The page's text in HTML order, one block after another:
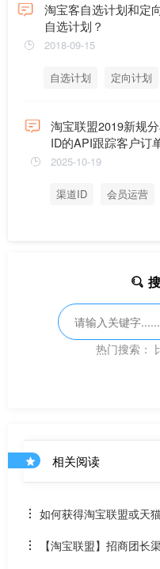
淘宝客自选计划和定
自选计划？
2018-09-15
自选计划 定向计划
淘宝联盟2019新规
ID的API跟踪客户订
2025-10-19
渠道ID 会员运营
热门搜索：
相关阅读
如何获得淘宝联盟或天
【淘宝联盟】招商团长